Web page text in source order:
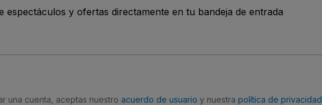
espectáculos y ofertas directamente en tu bandeja de entrada
una cuenta, aceptas nuestro acuerdo de usuario y nuestra política de privacidad